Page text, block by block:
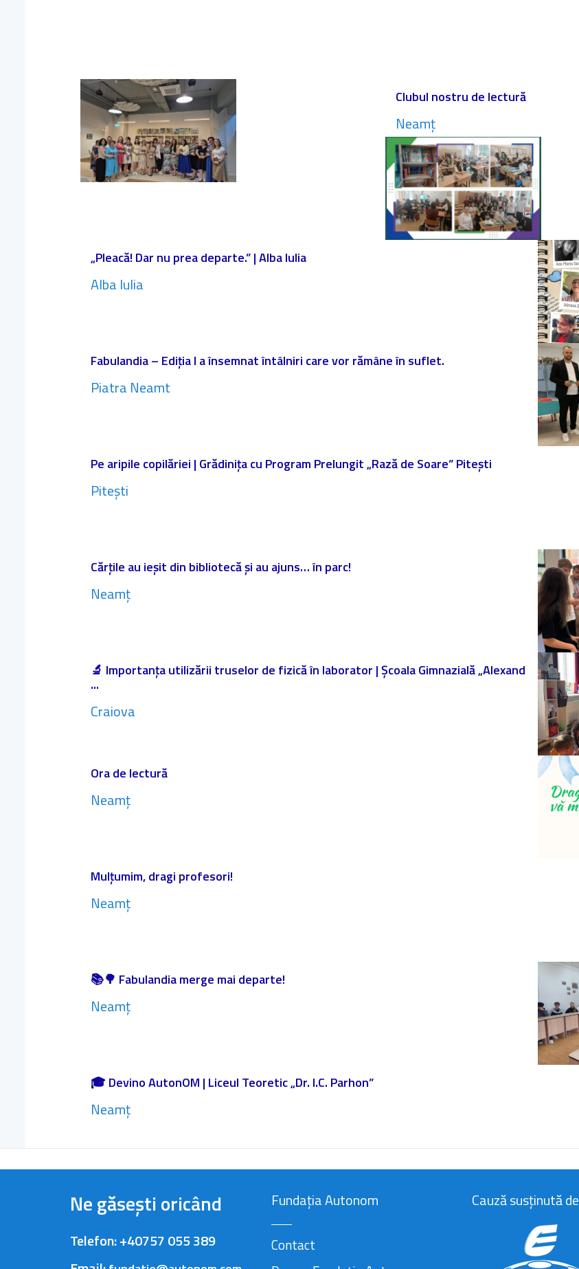
Clubul nostru de lectură
Neamț
„Pleacă! Dar nu prea departe.” | Alba Iulia
Alba Iulia
Fabulandia – Ediția I a însemnat întâlniri care vor rămâne în suflet.
Piatra Neamt
Pe aripile copilăriei | Grădinița cu Program Prelungit „Rază de Soare” Pitești
Pitești
Cărțile au ieșit din bibliotecă și au ajuns… în parc!
Neamț
🔬 Importanța utilizării truselor de fizică în laborator | Școala Gimnazială „Alexand
...
Craiova
Ora de lectură
Neamț
Mulțumim, dragi profesori!
Neamț
📚🌳 Fabulandia merge mai departe!
Neamț
🎓 Devino AutonOM | Liceul Teoretic „Dr. I.C. Parhon”
Neamț
Ne găsești oricând
Telefon:+40757 055 389
Fundația Autonom
Contact
Cauză susținută de